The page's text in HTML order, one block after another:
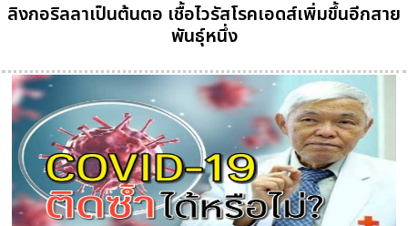
ลิงกอริลลาเป็นต้นตอ เชื้อไวรัสโรคเอดส์เพิ่มขึ้นอีกสาย
พันธุ์หนึ่ง